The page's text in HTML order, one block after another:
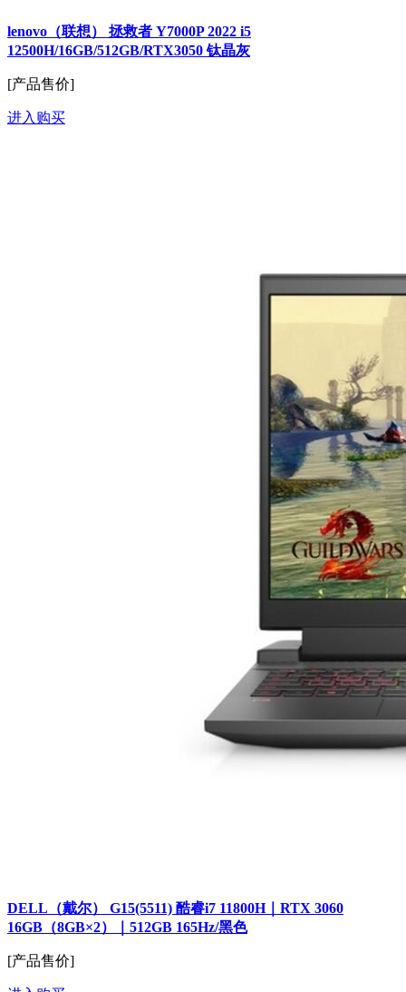
lenovo（联想） 拯救者 Y7000P 2022 i5
12500H/16GB/512GB/RTX3050 钛晶灰
[产品售价]
进入购买
DELL（戴尔） G15(5511) 酷睿i7 11800H｜RTX 3060
16GB（8GB×2）｜512GB 165Hz/黑色
[产品售价]